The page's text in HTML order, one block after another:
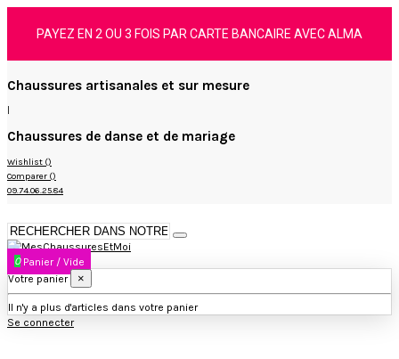
PAYEZ EN 2 OU 3 FOIS PAR CARTE BANCAIRE AVEC ALMA
Chaussures artisanales et sur mesure
Chaussures de danse et de mariage
Wishlist ()
Comparer ()
09.74.06.25.84
0 Panier / Vide
Votre panier
×
Il n'y a plus d'articles dans votre panier
Se connecter